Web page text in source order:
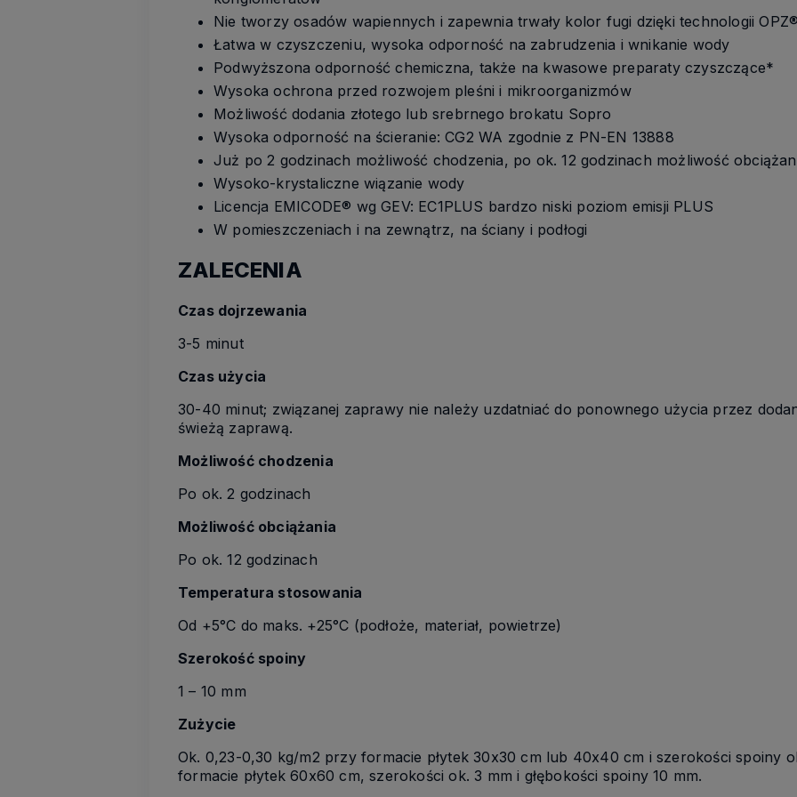
Nie tworzy osadów wapiennych i zapewnia trwały kolor fugi dzięki technologii
Łatwa w czyszczeniu, wysoka odporność na zabrudzenia i wnikanie wody
Podwyższona odporność chemiczna, także na kwasowe preparaty czyszczące*
Wysoka ochrona przed rozwojem pleśni i mikroorganizmów
Możliwość dodania złotego lub srebrnego brokatu Sopro
Wysoka odporność na ścieranie: CG2 WA zgodnie z PN-EN 13888
Już po 2 godzinach możliwość chodzenia, po ok. 12 godzinach możliwość
Wysoko-krystaliczne wiązanie wody
Licencja EMICODE® wg GEV: EC1PLUS bardzo niski poziom emisji PLUS
W pomieszczeniach i na zewnątrz, na ściany i podłogi
ZALECENIA
Czas dojrzewania
3-5 minut
Czas użycia
30-40 minut; związanej zaprawy nie należy uzdatniać do ponownego użycia przez
świeżą zaprawą.
Możliwość chodzenia
Po ok. 2 godzinach
Możliwość obciążania
Po ok. 12 godzinach
Temperatura stosowania
Od +5°C do maks. +25°C (podłoże, materiał, powietrze)
Szerokość spoiny
1 – 10 mm
Zużycie
Ok. 0,23-0,30 kg/m2 przy formacie płytek 30x30 cm lub 40x40 cm i szerokości spoiny
formacie płytek 60x60 cm, szerokości ok. 3 mm i głębokości spoiny 10 mm.